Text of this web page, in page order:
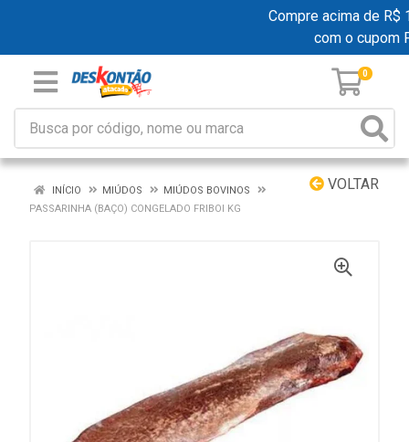
Compre acima de R$
com o cupom
0
VOLTAR
INÍCIO MIÚDOS
MIÚDOS BOVINOS
PASSARINHA (BAÇO) CONGELADO FRIBOI KG